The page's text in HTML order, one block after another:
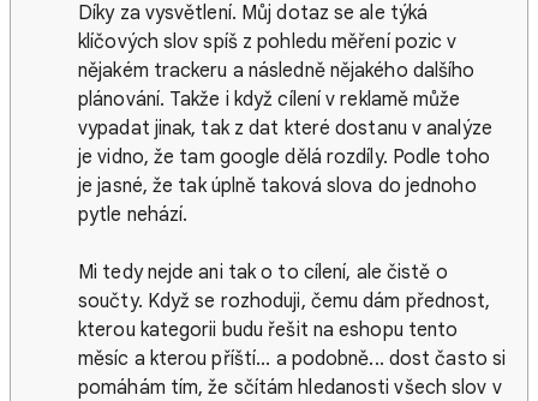
Díky za vysvětlení. Můj dotaz se ale týká
klíčových slov spíš z pohledu měření pozic v
nějakém trackeru a následně nějakého dalšího
plánování. Takže i když cílení v reklamě může
vypadat jinak, tak z dat které dostanu v analýze
je vidno, že tam google dělá rozdíly. Podle toho
je jasné, že tak úplně taková slova do jednoho
pytle nehází.
Mi tedy nejde ani tak o to cílení, ale čistě o
součty. Když se rozhoduji, čemu dám přednost,
kterou kategorii budu řešit na eshopu tento
měsíc a kterou příští... a podobně... dost často si
pomáhám tím, že sčítám hledanosti všech slov v